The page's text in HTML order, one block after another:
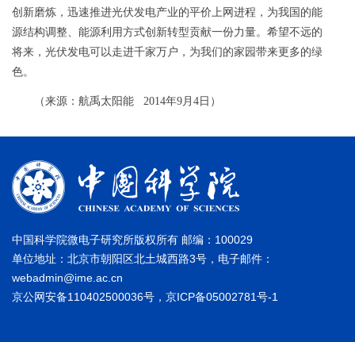
创新磨炼，迅速推进光伏发电产业的平价上网进程，为我国的能
源结构调整、能源利用方式创新转型贡献一份力量。希望不远的
将来，光伏发电可以走进千家万户，为我们的家园带来更多的绿
色。
（来源：航禹太阳能 2014年9月 4 日）
中国科学院微电子研究所版权所有 邮编：100029
单位地址：北京市朝阳区北土城西路3号，电子邮件：
webadmin@ime.ac.cn
京公网安备110402500036号，京ICP备05002781号-1